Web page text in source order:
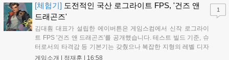
활한다. 모...
[체험기] 도전적인 국산 로그라이트 FPS, '건즈 앤
드래곤즈'
김대훤 대표가 설립한 에이버튼은 게임스컴에서 신작 로그라이
트 FPS '건즈 앤 드래곤즈'를 공개했습니다. 테스트 빌드 기준, 슈
터로서의 타격감 등 기본기는 갖췄으나 복잡한 지형의 레벨 디자
인은 개선이 필요해 보입니다. 또한, 성장 트랙의 과도한 분절과
게임소개 | 정재훈 16:58
1